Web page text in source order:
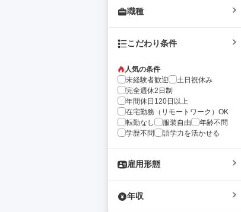
職種
こだわり条件
人気の条件
未経験者歓迎
土日祝休み
完全週休2日制
年間休日120日以上
在宅勤務（リモートワーク）OK
転勤なし
服装自由
年齢不問
学歴不問
語学力を活かせる
雇用形態
年収